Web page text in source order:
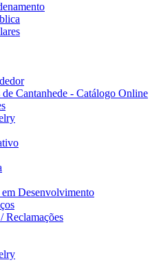
Cantanhede - Catálogo Online
Desenvolvimento
Reclamações